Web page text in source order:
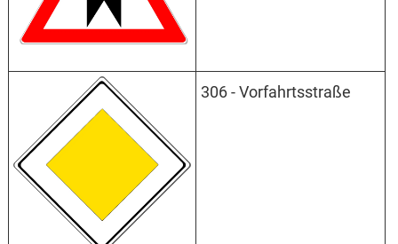
306 - Vorfahrtsstraße